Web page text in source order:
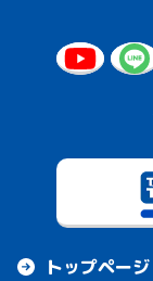
トップページ